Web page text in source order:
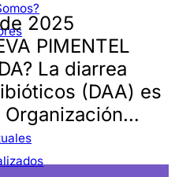
2025
PIMENTEL
La diarrea
(DAA) es